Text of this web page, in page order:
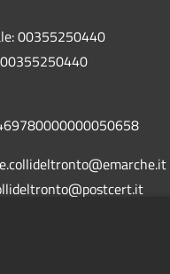
00355250440